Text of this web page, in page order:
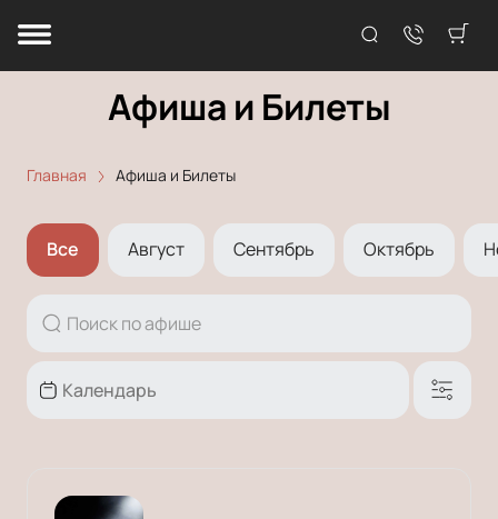
Афиша и Билеты
Главная Афиша и Билеты
Все Август Сентябрь Октябрь